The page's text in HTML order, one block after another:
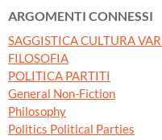
ARGOMENTI CONNESSI
SAGGISTICA CULTURA
FILOSOFIA
POLITICA PARTITI
General Non-Fiction
Philosophy
Politics Political Parties